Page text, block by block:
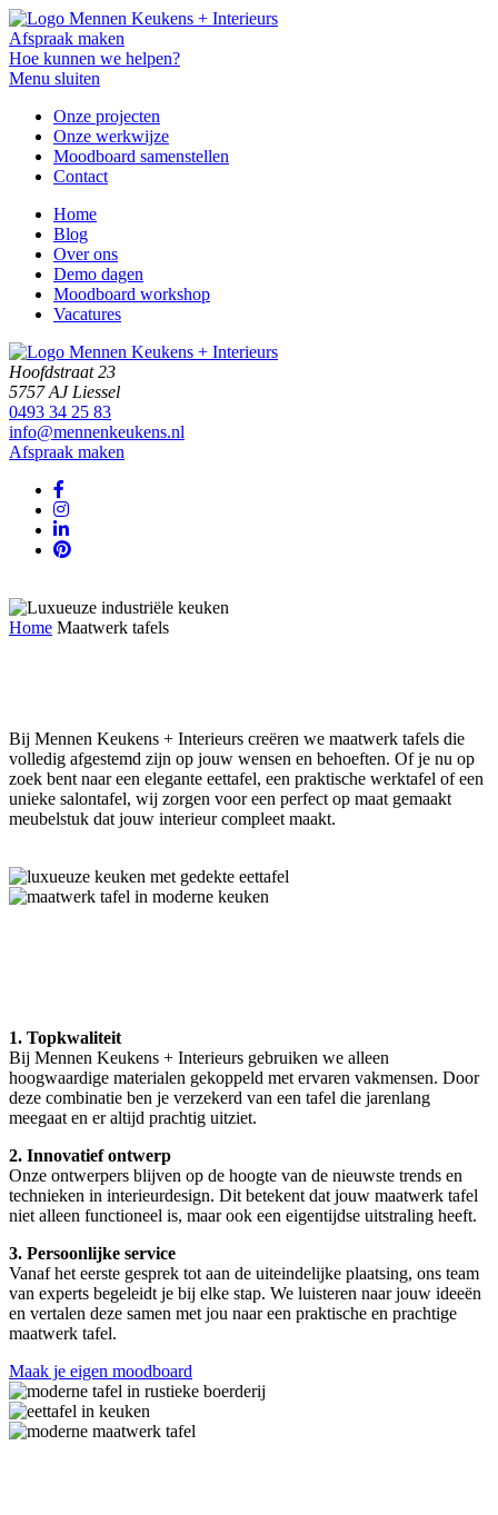
Afspraak maken
Hoe kunnen we helpen?
Menu sluiten
Onze projecten
Onze werkwijze
Moodboard samenstellen
Contact
Home
Blog
Over ons
Demo dagen
Moodboard workshop
Vacatures
Hoofdstraat 23
5757 AJ Liessel
0493 34 25 83
info@mennenkeukens.nl
Afspraak maken
Home Maatwerk tafels
Bij Mennen Keukens + Interieurs creëren we maatwerk tafels die
volledig afgestemd zijn op jouw wensen en behoeften. Of je nu op
zoek bent naar een elegante eettafel, een praktische werktafel of een
unieke salontafel, wij zorgen voor een perfect op maat gemaakt
meubelstuk dat jouw interieur compleet maakt.
1. Topkwaliteit
Bij Mennen Keukens + Interieurs gebruiken we alleen
hoogwaardige materialen gekoppeld met ervaren vakmensen. Door
deze combinatie ben je verzekerd van een tafel die jarenlang
meegaat en er altijd prachtig uitziet.
2. Innovatief ontwerp
Onze ontwerpers blijven op de hoogte van de nieuwste trends en
technieken in interieurdesign. Dit betekent dat jouw maatwerk tafel
niet alleen functioneel is, maar ook een eigentijdse uitstraling heeft.
3. Persoonlijke service
Vanaf het eerste gesprek tot aan de uiteindelijke plaatsing, ons team
van experts begeleidt je bij elke stap. We luisteren naar jouw ideeën
en vertalen deze samen met jou naar een praktische en prachtige
maatwerk tafel.
Maak je eigen moodboard